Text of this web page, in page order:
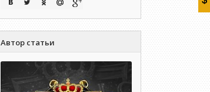
Автор статьи